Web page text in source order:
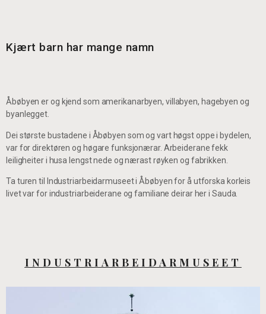
Kjært barn har mange namn
Åbøbyen er og kjend som amerikanarbyen, villabyen, hagebyen og
byanlegget.
Dei største bustadene i Åbøbyen som og vart høgst oppe i bydelen,
var for direktøren og høgare funksjonærar. Arbeiderane fekk
leiligheiter i husa lengst nede og nærast røyken og fabrikken.
Ta turen til Industriarbeidarmuseet i Åbøbyen for å utforska korleis
livet var for industriarbeiderane og familiane deirar her i Sauda.
INDUSTRIARBEIDARMUSEET